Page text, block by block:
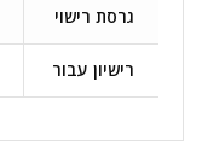
גרסת רישוי
רישיון עבור